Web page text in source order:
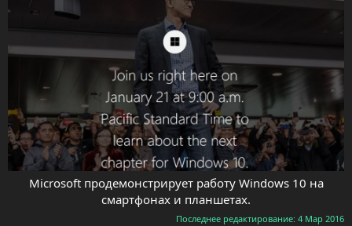
Microsoft продемонстрирует работу Windows 10 на
смартфонах и планшетах.​
Последнее редактирование: 4 Мар 2016